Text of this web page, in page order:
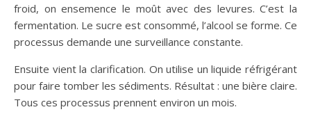
froid, on ensemence le moût avec des levures. C’est la
fermentation. Le sucre est consommé, l’alcool se forme. Ce
processus demande une surveillance constante.
Ensuite vient la clarification. On utilise un liquide réfrigérant
pour faire tomber les sédiments. Résultat : une bière claire.
Tous ces processus prennent environ un mois.